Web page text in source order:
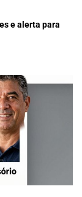
e alerta para